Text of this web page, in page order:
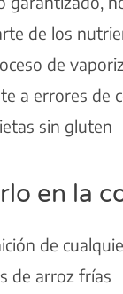
de los
de
a errores de
sin gluten
en la
de
de arroz frías